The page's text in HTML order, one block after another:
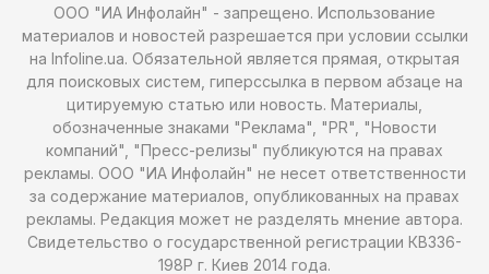
ООО "ИА Инфолайн" - запрещено. Использование
материалов и новостей разрешается при условии ссылки
на Infoline.ua. Обязательной является прямая, открытая
для поисковых систем, гиперссылка в первом абзаце на
цитируемую статью или новость. Материалы,
обозначенные знаками "Реклама", "PR", "Новости
компаний", "Пресс-релизы" публикуются на правах
рекламы. ООО "ИА Инфолайн" не несет ответственности
за содержание материалов, опубликованных на правах
рекламы. Редакция может не разделять мнение автора.
Свидетельство о государственной регистрации КВ336-
198Р г. Киев 2014 года.